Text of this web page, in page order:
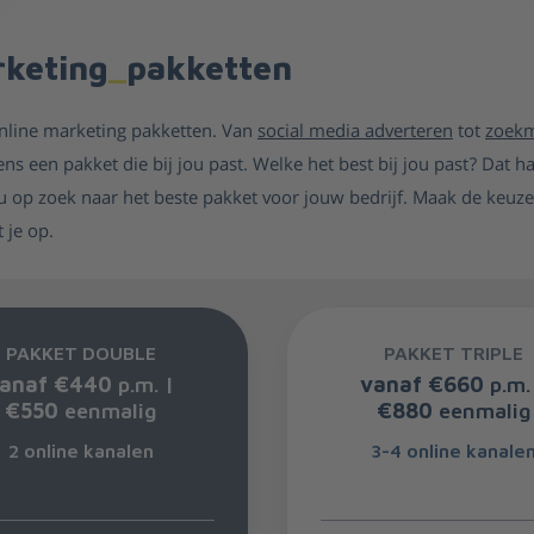
pakketten
marketing pakketten. Vansocial media adverterentot
een pakket die bij jou past. Welke het best bij jou past? Dat
zoek naar het beste pakket voor jouw bedrijf. Maak de
je op.
PAKKET DOUBLE
€440 p.m. |
€550 eenmalig
2 online kanalen
PAKKET TRIPLE
vanaf €660
€880 eenmalig
3-4 online